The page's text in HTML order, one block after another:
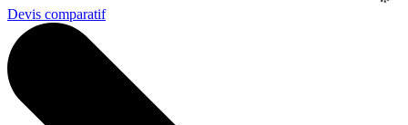
Devis comparatif